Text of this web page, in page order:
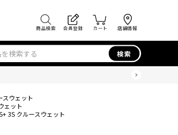
商品検索 会員登録 カート 店舗情報
検索
スウェット
ェット
3S クルースウェット